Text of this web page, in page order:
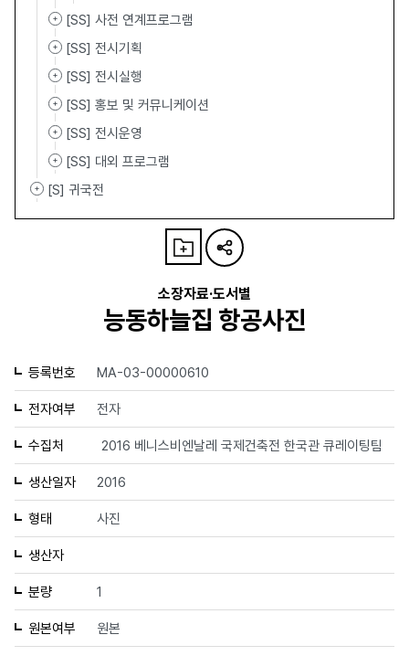
[SS] 사전 연계프로그램
[SS] 전시기획
[SS] 전시실행
[SS] 홍보 및 커뮤니케이션
[SS] 전시운영
[SS] 대외 프로그램
[S] 귀국전
소장자료·도서별
능동하늘집 항공사진
등록번호 MA-03-00000610
전자여부 전자
수집처 2016 베니스비엔날레 국제건축전 한국관 큐레이팅팀
생산일자 2016
형태 사진
생산자
분량 1
원본여부 원본